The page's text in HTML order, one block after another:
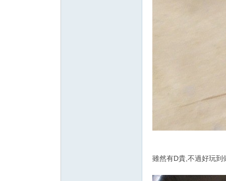
雖然有D貴,不過好玩到